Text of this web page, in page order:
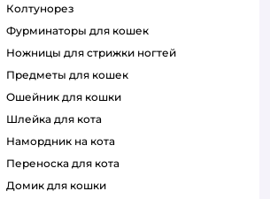
колтунорез
фурминаторы для кошек
ножницы для стрижки ногтей
предметы для кошек
ошейник для кошки
шлейка для кота
намордник на кота
переноска для кота
домик для кошки